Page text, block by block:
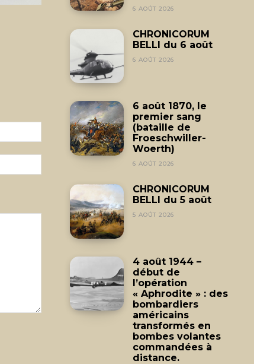
:*
:
6 AOÛT 2026
CHRONICORUM
BELLI du 6 août
6 AOÛT 2026
6 août 1870, le
premier sang
(bataille de
Froeschwiller-
Woerth)
6 AOÛT 2026
CHRONICORUM
BELLI du 5 août
5 AOÛT 2026
4 août 1944 –
début de
l’opération
« Aphrodite » : des
bombardiers
américains
transformés en
bombes volantes
commandées à
distance.